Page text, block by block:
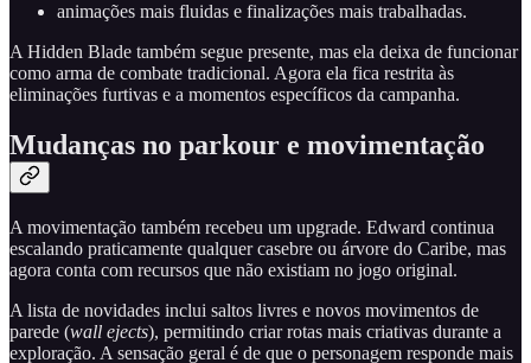
animações mais fluidas e finalizações mais trabalhadas.
A Hidden Blade também segue presente, mas ela deixa de funcionar
como arma de combate tradicional. Agora ela fica restrita às
eliminações furtivas e a momentos específicos da campanha.
Mudanças no parkour e movimentação
A movimentação também recebeu um upgrade. Edward continua
escalando praticamente qualquer casebre ou árvore do Caribe, mas
agora conta com recursos que não existiam no jogo original.
A lista de novidades inclui saltos livres e novos movimentos de
parede (wall ejects), permitindo criar rotas mais criativas durante a
exploração. A sensação geral é de que o personagem responde mais